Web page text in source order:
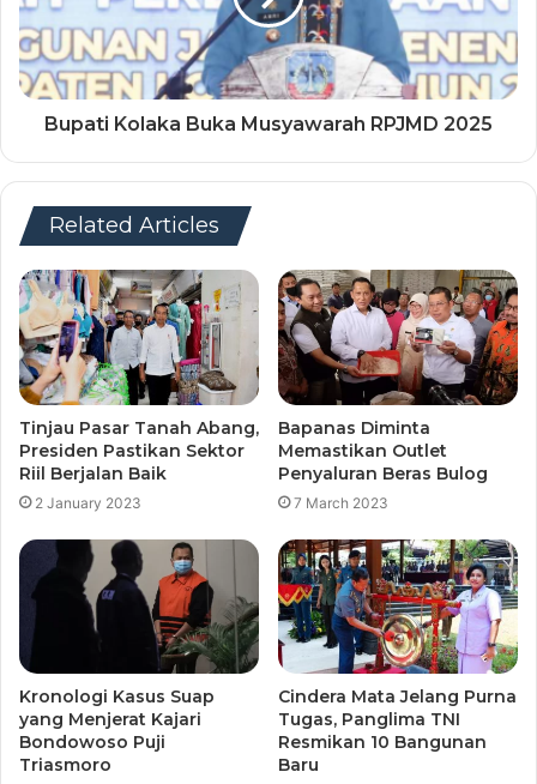
Bupati Kolaka Buka Musyawarah RPJMD 2025
Related Articles
Tinjau Pasar Tanah Abang,
Presiden Pastikan Sektor
Riil Berjalan Baik
2 January 2023
Bapanas Diminta
Memastikan Outlet
Penyaluran Beras Bulog
7 March 2023
Kronologi Kasus Suap
yang Menjerat Kajari
Bondowoso Puji
Triasmoro
Cindera Mata Jelang Purna
Tugas, Panglima TNI
Resmikan 10 Bangunan
Baru